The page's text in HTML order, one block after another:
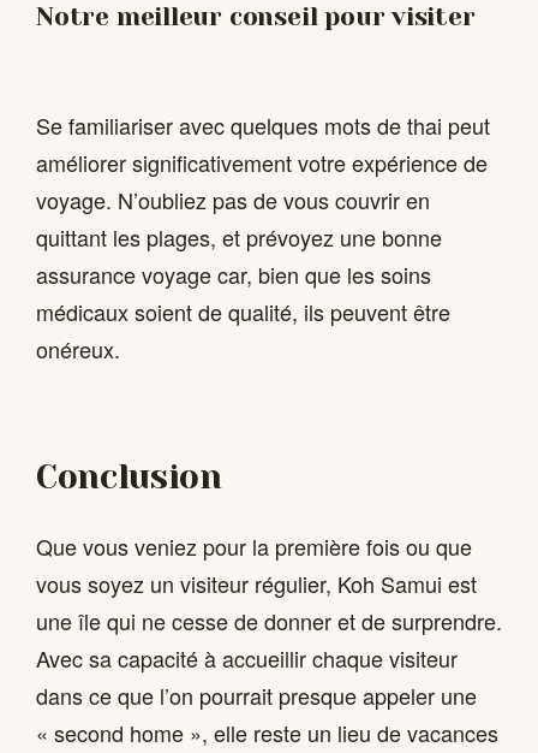
Notre meilleur conseil pour visiter
Se familiariser avec quelques mots de thai peut
améliorer significativement votre expérience de
voyage. N’oubliez pas de vous couvrir en
quittant les plages, et prévoyez une bonne
assurance voyage car, bien que les soins
médicaux soient de qualité, ils peuvent être
onéreux.
Conclusion
Que vous veniez pour la première fois ou que
vous soyez un visiteur régulier, Koh Samui est
une île qui ne cesse de donner et de surprendre.
Avec sa capacité à accueillir chaque visiteur
dans ce que l’on pourrait presque appeler une
« second home », elle reste un lieu de vacances